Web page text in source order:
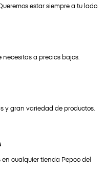
estar siempre a tu lado.
a precios bajos.
y gran variedad de productos.
cualquier tienda Pepco del